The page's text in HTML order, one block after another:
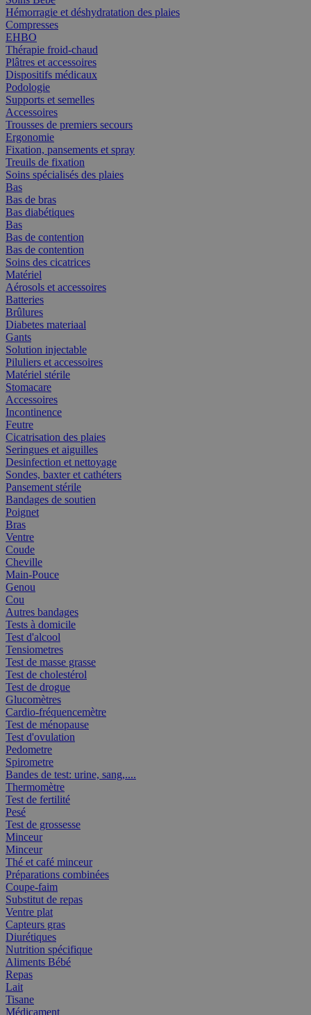
Hémorragie et déshydratation des plaies
Compresses
EHBO
Thérapie froid-chaud
Plâtres et accessoires
Dispositifs médicaux
Podologie
Supports et semelles
Accessoires
Trousses de premiers secours
Ergonomie
Fixation, pansements et spray
Treuils de fixation
Soins spécialisés des plaies
Bas
Bas de bras
Bas diabétiques
Bas
Bas de contention
Bas de contention
Soins des cicatrices
Matériel
Aérosols et accessoires
Batteries
Brûlures
Diabetes materiaal
Gants
Solution injectable
Piluliers et accessoires
Matériel stérile
Stomacare
Accessoires
Incontinence
Feutre
Cicatrisation des plaies
Seringues et aiguilles
Desinfection et nettoyage
Sondes, baxter et cathéters
Pansement stérile
Bandages de soutien
Poignet
Bras
Ventre
Coude
Cheville
Main-Pouce
Genou
Cou
Autres bandages
Tests à domicile
Test d'alcool
Tensiometres
Test de masse grasse
Test de cholestérol
Test de drogue
Glucomètres
Cardio-fréquencemètre
Test de ménopause
Test d'ovulation
Pedometre
Spirometre
Bandes de test: urine, sang,....
Thermomètre
Test de fertilité
Pesé
Test de grossesse
Minceur
Minceur
Thé et café minceur
Préparations combinées
Coupe-faim
Substitut de repas
Ventre plat
Capteurs gras
Diurétiques
Nutrition spécifique
Aliments Bébé
Repas
Lait
Tisane
Médicament